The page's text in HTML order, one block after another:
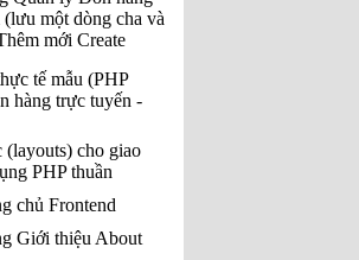
một dòng cha và
mới Create
tế mẫu (PHP
hàng trực tuyến -
(layouts) cho giao
PHP thuần
chủ Frontend
Giới thiệu About